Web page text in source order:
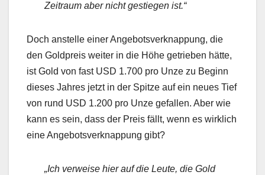
Zeitraum aber nicht gestiegen ist.“
Doch anstelle einer Angebotsverknappung, die
den Goldpreis weiter in die Höhe getrieben hätte,
ist Gold von fast USD 1.700 pro Unze zu Beginn
dieses Jahres jetzt in der Spitze auf ein neues Tief
von rund USD 1.200 pro Unze gefallen. Aber wie
kann es sein, dass der Preis fällt, wenn es wirklich
eine Angebotsverknappung gibt?
„Ich verweise hier auf die Leute, die Gold